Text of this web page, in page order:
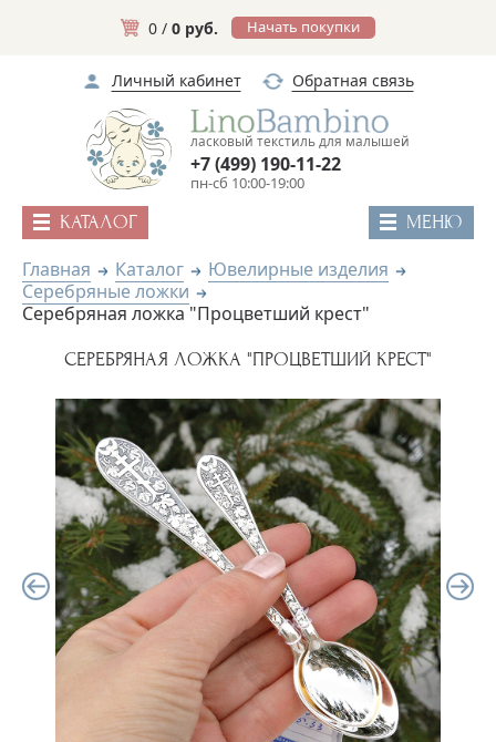
0 / 0 руб. Начать покупки
Личный кабинет Обратная связь
ласковый текстиль для малышей
пн-сб 10:00-19:00
+7 (499) 190-11-22
КАТАЛОГ МЕНЮ
Главная Каталог
Ювелирные изделия
Серебряные ложки
Серебряная ложка "Процветший крест"
СЕРЕБРЯНАЯ ЛОЖКА "ПРОЦВЕТШИЙ КРЕСТ"